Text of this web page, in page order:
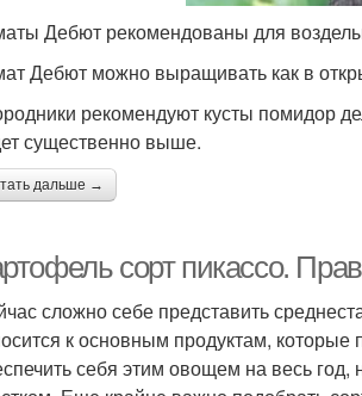
Дебют рекомендованы для
Дебют можно выращивать как в
рекомендуют кусты помидор
существенно выше.
дальше →
сорт пикассо.
сложно себе представить
к основным продуктам,
себя этим овощем на весь год,